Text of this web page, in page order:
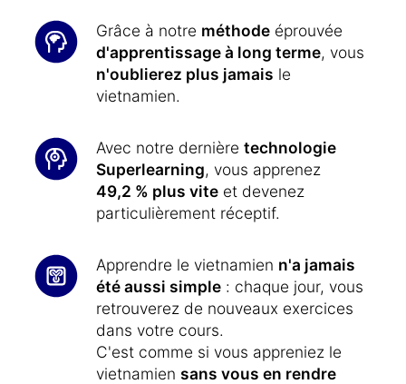
Grâce à notre méthode éprouvée
d'apprentissage à long terme, vous
n'oublierez plus jamais le
vietnamien.
Avec notre dernière technologie
Superlearning, vous apprenez
49,2 % plus vite et devenez
particulièrement réceptif.
Apprendre le vietnamien n'a jamais
été aussi simple : chaque jour, vous
retrouverez de nouveaux exercices
dans votre cours.
C'est comme si vous appreniez le
vietnamien sans vous en rendre